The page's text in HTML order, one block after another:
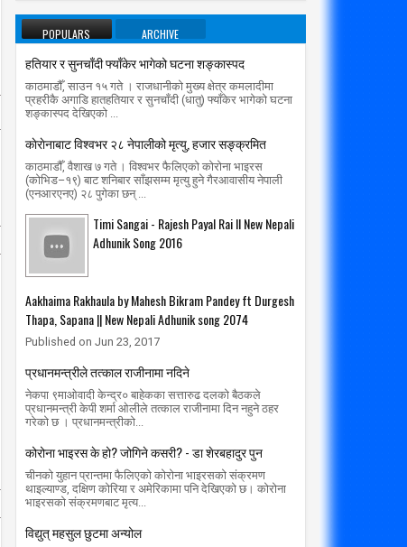
प्रम मिर्गौला प्रत्यारोपणका लागि सोमबार
अस्पताल भर्ना हुने
सार्वजनिक यातायात सेवा प्राधिकरण
POPULARS ARCHIVE
हतियार र सुनचाँदी फ्याँकेर भागेको घटना शङ्कास्पद
काठमाडौँ, साउन १५ गते । राजधानीको मुख्य क्षेत्र कमलादीमा
प्रहरीकै अगाडि हातहतियार र सुनचाँदी (धातु) फ्याँकेर भागेको घटना
शङ्कास्पद देखिएको ...
काेराेनाबाट विश्वभर २८ नेपालीको मृत्यु, हजार सङ्क्रमित
काठमाडौँ, वैशाख ७ गते । विश्वभर फैलिएको कोरोना भाइरस
(कोभिड–१९) बाट शनिबार साँझसम्म मृत्यु हुने गैरआवासीय नेपाली
(एनआरएनए) २८ पुगेका छन् ...
Timi Sangai - Rajesh Payal Rai ll New Nepali
Adhunik Song 2016
Aakhaima Rakhaula by Mahesh Bikram Pandey ft Durgesh
Thapa, Sapana || New Nepali Adhunik song 2074
Published on Jun 23, 2017
प्रधानमन्त्रीले तत्काल राजीनामा नदिने
नेकपा ९माओवादी केन्द्र० बाहेकका सत्तारुढ दलको बैठकले
प्रधानमन्त्री केपी शर्मा ओलीले तत्काल राजीनामा दिन नहुने ठहर
गरेको छ । प्रधानमन्त्रीको...
कोरोना भाइरस के हो? जोगिने कसरी? - डा शेरबहादुर पुन
चीनको युहान प्रान्तमा फैलिएको कोरोना भाइरसको संक्रमण
थाइल्याण्ड, दक्षिण कोरिया र अमेरिकामा पनि देखिएको छ। कोरोना
भाइरसको संक्रमणबाट मृत्य...
विद्युत् महसुल छुटमा अन्योल